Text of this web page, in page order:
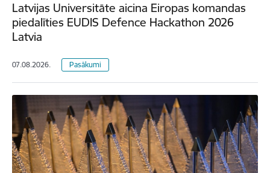
Latvijas Universitāte aicina Eiropas komandas
piedalīties EUDIS Defence Hackathon 2026
Latvia
07.08.2026. Pasākumi